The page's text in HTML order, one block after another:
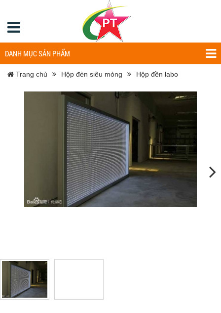
DANH MỤC SẢN PHẨM
Trang chủ Hộp đèn siêu mỏng Hộp đền labo